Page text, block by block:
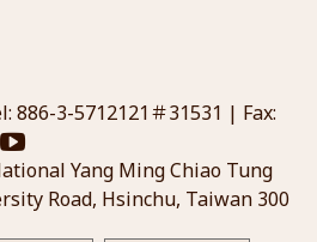
886-3-5712121＃31531 | Fax:
Yang Ming Chiao Tung
Road, Hsinchu, Taiwan 300